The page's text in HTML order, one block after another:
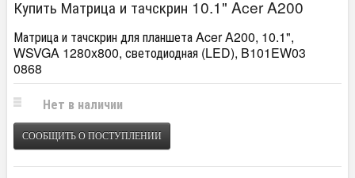
Купить Матрица и тачскрин 10.1" Acer A200
Матрица и тачскрин для планшета Acer A200, 10.1",
WSVGA 1280x800, светодиодная (LED), B101EW03
0868
Нет в наличии
СООБЩИТЬ О ПОСТУПЛЕНИИ